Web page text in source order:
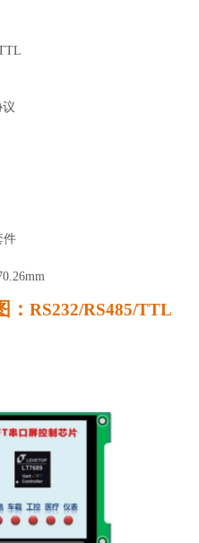
议
件
： RS232/RS485/TTL